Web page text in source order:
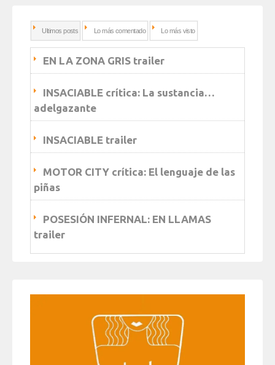
Ultimos posts Lo más comentado Lo más visto
EN LA ZONA GRIS trailer
INSACIABLE crítica: La sustancia…
adelgazante
INSACIABLE trailer
MOTOR CITY crítica: El lenguaje de las
piñas
POSESIÓN INFERNAL: EN LLAMAS
trailer